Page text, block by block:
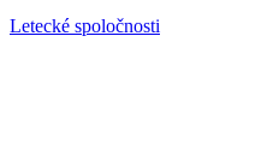
Letecké spoločnosti